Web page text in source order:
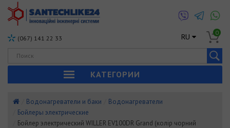
(067) 141 22 33 RU 0
КАТЕГОРИИ
Водонагреватели и баки
Водонагреватели
Бойлеры электрические
Бойлер электрический WILLER EV100DR Grand (колір чорний